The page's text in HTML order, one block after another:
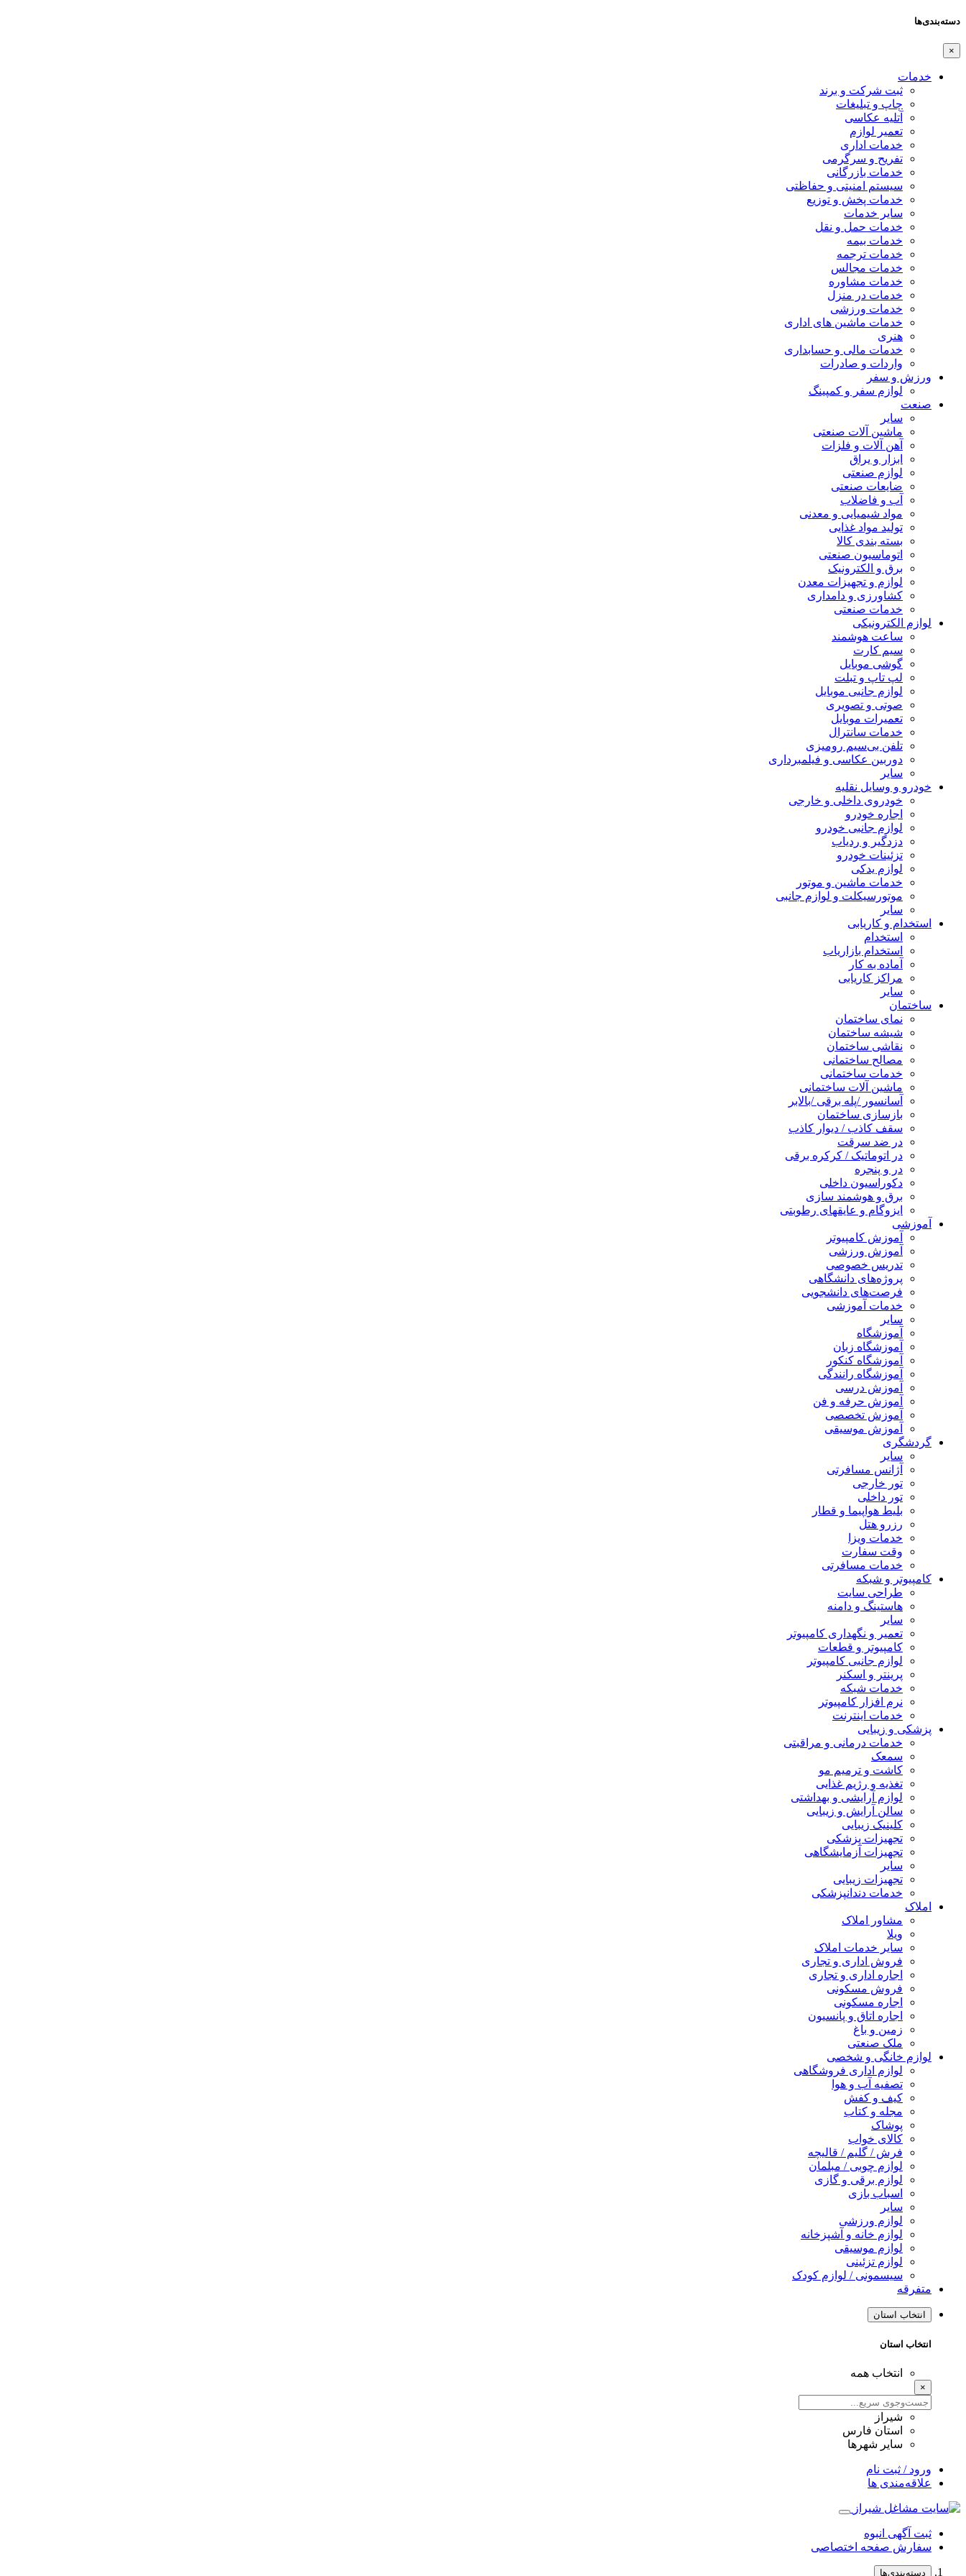
دسته‌بندی‌ها
×
خدمات
ثبت شرکت و برند
چاپ و تبلیغات
آتلیه عکاسی
تعمیر لوازم
خدمات اداری
تفریح و سرگرمی
خدمات بازرگانی
سیستم امنیتی و حفاظتی
خدمات پخش و توزیع
سایر خدمات
خدمات حمل و نقل
خدمات بیمه
خدمات ترجمه
خدمات مجالس
خدمات مشاوره
خدمات در منزل
خدمات ورزشی
خدمات ماشین های اداری
هنری
خدمات مالی و حسابداری
واردات و صادرات
ورزش و سفر
لوازم سفر و کمپینگ
صنعت
سایر
ماشین آلات صنعتی
آهن آلات و فلزات
ابزار و یراق
لوازم صنعتی
ضایعات صنعتی
آب و فاضلاب
مواد شیمیایی و معدنی
تولید مواد غذایی
بسته بندی کالا
اتوماسیون صنعتی
برق و الکترونیک
لوازم و تجهیزات معدن
کشاورزی و دامداری
خدمات صنعتی
لوازم الکترونیکی
ساعت هوشمند
سیم کارت
گوشی موبایل
لپ تاپ و تبلت
لوازم جانبی موبایل
صوتی و تصویری
تعمیرات موبایل
خدمات سانترال
تلفن بی‌سیم رومیزی
دوربین عکاسی و فیلمبرداری
سایر
خودرو و وسایل نقلیه
خودروی داخلی و خارجی
اجاره خودرو
لوازم جانبی خودرو
دزدگیر و ردیاب
تزئینات خودرو
لوازم یدکی
خدمات ماشین و موتور
موتورسیکلت و لوازم جانبی
سایر
استخدام و کاریابی
استخدام
استخدام بازاریاب
آماده به کار
مراکز کاریابی
سایر
ساختمان
نمای ساختمان
شیشه ساختمان
نقاشی ساختمان
مصالح ساختمانی
خدمات ساختمانی
ماشین آلات ساختمانی
آسانسور /پله برقی /بالابر
بازسازی ساختمان
سقف کاذب / دیوار کاذب
در ضد سرقت
در اتوماتیک / کرکره برقی
در و پنجره
دکوراسیون داخلی
برق و هوشمند سازی
ایزوگام و عایقهای رطوبتی
آموزشی
آموزش کامپیوتر
آموزش ورزشی
تدریس خصوصی
پروژه‌های دانشگاهی
فرصت‌های دانشجویی
خدمات آموزشی
سایر
آموزشگاه
آموزشگاه زبان
آموزشگاه کنکور
آموزشگاه رانندگی
آموزش درسی
آموزش حرفه و فن
آموزش تخصصی
آموزش موسیقی
گردشگری
سایر
آژانس مسافرتی
تور خارجی
تور داخلی
بلیط هواپیما و قطار
رزرو هتل
خدمات ویزا
وقت سفارت
خدمات مسافرتی
کامپیوتر و شبکه
طراحی سایت
هاستینگ و دامنه
سایر
تعمیر و نگهداری کامپیوتر
کامپیوتر و قطعات
لوازم جانبی کامپیوتر
پرینتر و اسکنر
خدمات شبکه
نرم افزار کامپیوتر
خدمات اینترنت
پزشکی و زیبایی
خدمات درمانی و مراقبتی
سمعک
کاشت و ترمیم مو
تغذیه و رژیم غذایی
لوازم آرایشی و بهداشتی
سالن آرایش و زیبایی
کلینیک زیبایی
تجهیزات پزشکی
تجهیزات آزمایشگاهی
سایر
تجهیزات زیبایی
خدمات دندانپزشکی
املاک
مشاور املاک
ویلا
سایر خدمات املاک
فروش اداری و تجاری
اجاره اداری و تجاری
فروش مسکونی
اجاره مسکونی
اجاره اتاق و پانسیون
زمین و باغ
ملک صنعتی
لوازم خانگی و شخصی
لوازم اداری فروشگاهی
تصفیه آب و هوا
کیف و کفش
مجله و کتاب
پوشاک
کالای خواب
فرش / گلیم / قالیچه
لوازم چوبی / مبلمان
لوازم برقی و گازی
اسباب بازی
سایر
لوازم ورزشی
لوازم خانه و آشپزخانه
لوازم موسیقی
لوازم تزئینی
سیسمونی / لوازم کودک
متفرقه
انتخاب استان
انتخاب استان
انتخاب همه
×
شیراز
استان فارس
سایر شهرها
ورود / ثبت نام
علاقه‌مندی ها
ثبت آگهی انبوه
سفارش صفحه اختصاصی
دسته‌بندی‌ها